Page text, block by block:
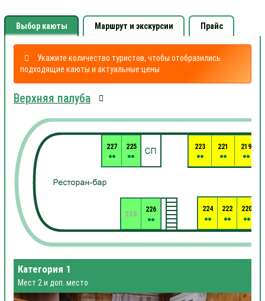
Выбор каюты Маршрут и экскурсии Прайс
Укажите количество туристов, чтобы отобразились
подходящие каюты и актуальные цены
Верхняя палуба
219
220
221
222
223
224
225
226
227
228
Категория 1
Мест 2 и доп. место